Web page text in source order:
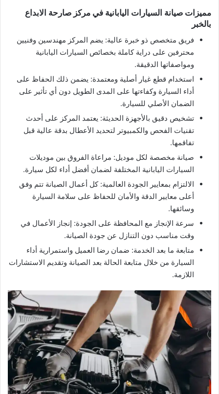
مميزات صيانة السيارات اليابانية في مركز صارحة الابداع
بالخبر
فريق متخصص ذو خبرة عالية: يضم المركز مهندسين وفنيين
محترفين على دراية كاملة بخصائص السيارات اليابانية
ومواصفاتها الدقيقة.
استخدام قطع غيار أصلية ومعتمدة: يضمن ذلك الحفاظ على
أداء السيارة وكفاءتها على المدى الطويل دون أي تأثير على
الضمان الأصلي للسيارة.
تشخيص دقيق بالأجهزة الحديثة: يعتمد المركز على أحدث
تقنيات الفحص والكمبيوتر لتحديد الأعطال بدقة عالية قبل
تفاقمها.
صيانة مخصصة لكل موديل: مراعاة الفروق بين موديلات
السيارات اليابانية المختلفة لضمان أفضل أداء لكل سيارة.
الالتزام بمعايير الجودة العالمية: كل أعمال الصيانة تتم وفق
أعلى معايير الدقة والأمان للحفاظ على سلامة السيارة
وسائقها.
سرعة الإنجاز مع المحافظة على الجودة: إنجاز الأعمال في
وقت مناسب دون التنازل عن جودة الصيانة.
متابعة ما بعد الخدمة: ضمان رضا العميل واستمرارية أداء
السيارة من خلال متابعة الحالة بعد الصيانة وتقديم الاستشارات
اللازمة.